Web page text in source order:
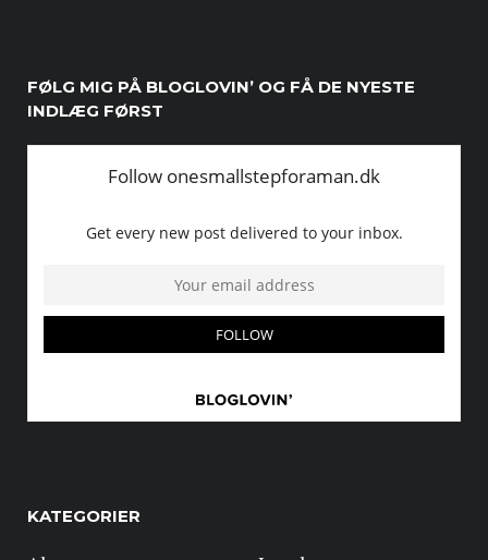
FØLG MIG PÅ BLOGLOVIN’ OG FÅ DE NYESTE
INDLÆG FØRST
KATEGORIER